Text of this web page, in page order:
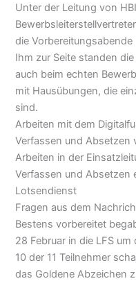
Unter der Leitung von
die Vorbereitungsabende
Ihm zur Seite standen
auch beim echten
mit Hausübungen, die
sind.
Arbeiten mit dem
Verfassen und Absetzen
Arbeiten in der
Verfassen und Absetzen
Lotsendienst
Fragen aus dem
Bestens vorbereitet
28 Februar in die LFS
10 der 11 Teilnehmer
das Goldene Abzeichen